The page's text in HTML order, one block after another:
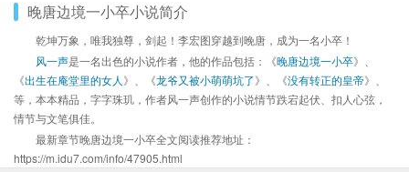
晚唐边境一小卒小说简介
乾坤万象，唯我独尊，剑起！李宏图穿越到晚唐，成为一名小卒！
风一声是一名出色的小说作者，他的作品包括：《晚唐边境一小卒》、
《出生在庵堂里的女人 》、《龙爷又被小萌萌坑了》、《没有转正的皇帝》、
等，本本精品，字字珠玑，作者风一声创作的小说情节跌宕起伏、扣人心弦，
情节与文笔俱佳。
最新章节晚唐边境一小卒全文阅读推荐地址：
https://m.idu7.com/info/47905.html